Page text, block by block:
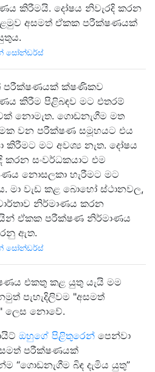
කිරීමයි. දෝෂය නිවැරදි කරන
අසමත් ඒකක පරීක්ෂණයක්
සෝන්ඩර්ස්
පරීක්ෂණයක් ක්ෂණිකව
කිරීම පිළිබඳව මට එතරම්
නොමැත. ගොඩනැගීම මත
වන පරීක්ෂණ සමූහයට එය
කිරීමට මට අවශ්‍ය නැත. දෝෂය
කරන සංවර්ධකයාට එම
නොසලකා හැරීමට මට
මා වැඩ කළ බොහෝ ස්ථානවල,
නිර්මාණය කරන
ඒකක පරීක්ෂණ නිර්මාණය
ඇත.
සෝන්ඩර්ස්
එකතු කළ යුතු යැයි මම
පැහැදිලිවම "අසමත්
ලෙස නොවේ.
ඔහුගේ පිළිතුරෙන් පෙන්වා
පරීක්ෂණයක්
“ගොඩනැගීම බිඳ දැමිය යුතු”